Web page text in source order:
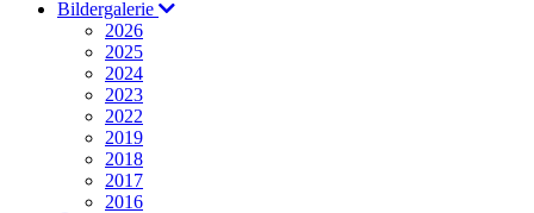
Bildergalerie
2026
2025
2024
2023
2022
2019
2018
2017
2016